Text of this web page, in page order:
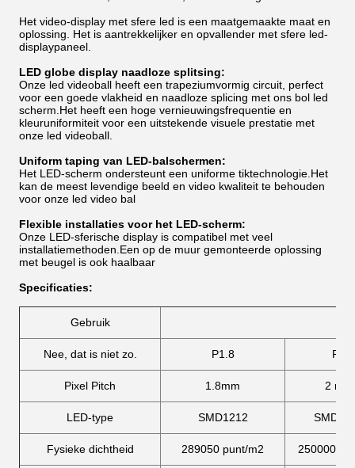
Het video-display met sfere led is een maatgemaakte maat en
oplossing. Het is aantrekkelijker en opvallender met sfere led-
displaypaneel.
LED globe display naadloze splitsing:
Onze led videoball heeft een trapeziumvormig circuit, perfect
voor een goede vlakheid en naadloze splicing met ons bol led
scherm.Het heeft een hoge vernieuwingsfrequentie en
kleuruniformiteit voor een uitstekende visuele prestatie met
onze led videoball.
Uniform taping van LED-balschermen:
Het LED-scherm ondersteunt een uniforme tiktechnologie.Het
kan de meest levendige beeld en video kwaliteit te behouden
voor onze led video bal
Flexible installaties voor het LED-scherm:
Onze LED-sferische display is compatibel met veel
installatiemethoden.Een op de muur gemonteerde oplossing
met beugel is ook haalbaar
Specificaties:
Gebruik
Nee, dat is niet zo. P1.8 P2
Pixel Pitch 1.8mm 2 mm
LED-type SMD1212
Fysieke dichtheid 289050 punt/m2 250000